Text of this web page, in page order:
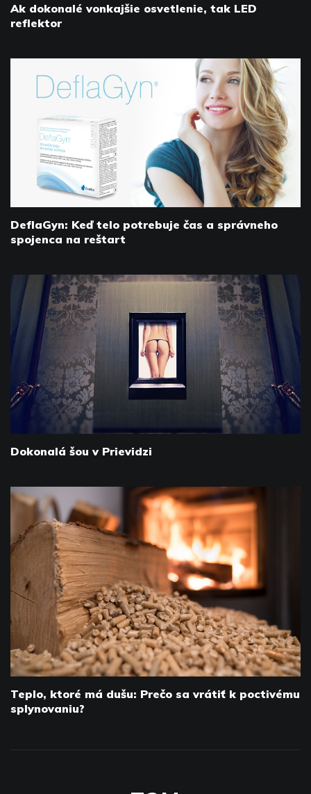
Ak dokonalé vonkajšie osvetlenie, tak LED
reflektor
DeflaGyn: Keď telo potrebuje čas a správneho
spojenca na reštart
Dokonalá šou v Prievidzi
Teplo, ktoré má dušu: Prečo sa vrátiť k poctivému
splynovaniu?